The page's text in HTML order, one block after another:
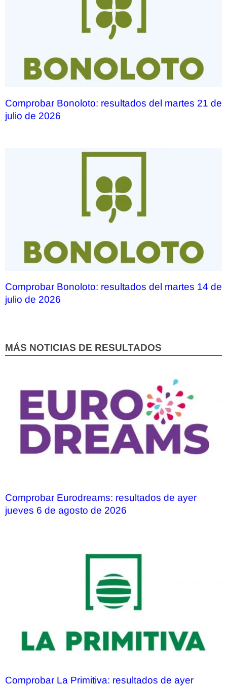
Comprobar Bonoloto: resultados del martes 21 de
julio de 2026
Comprobar Bonoloto: resultados del martes 14 de
julio de 2026
MÁS NOTICIAS DE RESULTADOS
Comprobar Eurodreams: resultados de ayer
jueves 6 de agosto de 2026
Comprobar La Primitiva: resultados de ayer